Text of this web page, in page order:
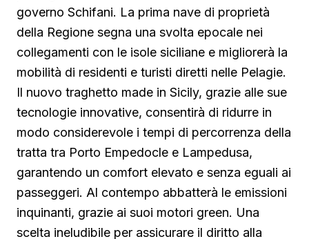
governo Schifani. La prima nave di proprietà
della Regione segna una svolta epocale nei
collegamenti con le isole siciliane e migliorerà la
mobilità di residenti e turisti diretti nelle Pelagie.
Il nuovo traghetto made in Sicily, grazie alle sue
tecnologie innovative, consentirà di ridurre in
modo considerevole i tempi di percorrenza della
tratta tra Porto Empedocle e Lampedusa,
garantendo un comfort elevato e senza eguali ai
passeggeri. Al contempo abbatterà le emissioni
inquinanti, grazie ai suoi motori green. Una
scelta ineludibile per assicurare il diritto alla